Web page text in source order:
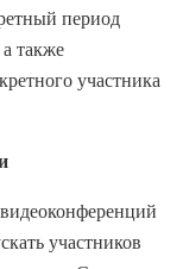
период
также
участника
участников